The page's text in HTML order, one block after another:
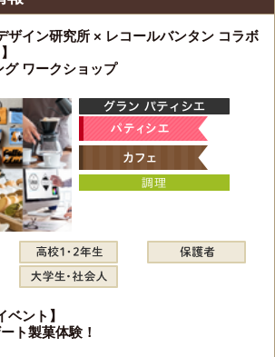
ザイン研究所 × レコールバンタン コラボ
グ ワークショップ
ベント】
ト製菓体験！